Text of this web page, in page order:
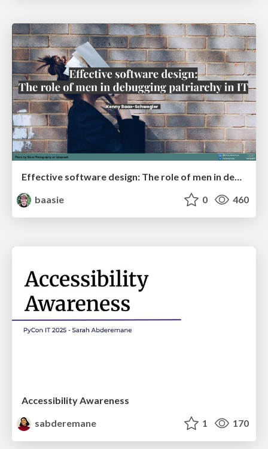
Effective software design: The role of men in debugging patriarchy in IT @ Voxxed Days AMS
baasie
0 460
Accessibility Awareness
sabderemane
1 170